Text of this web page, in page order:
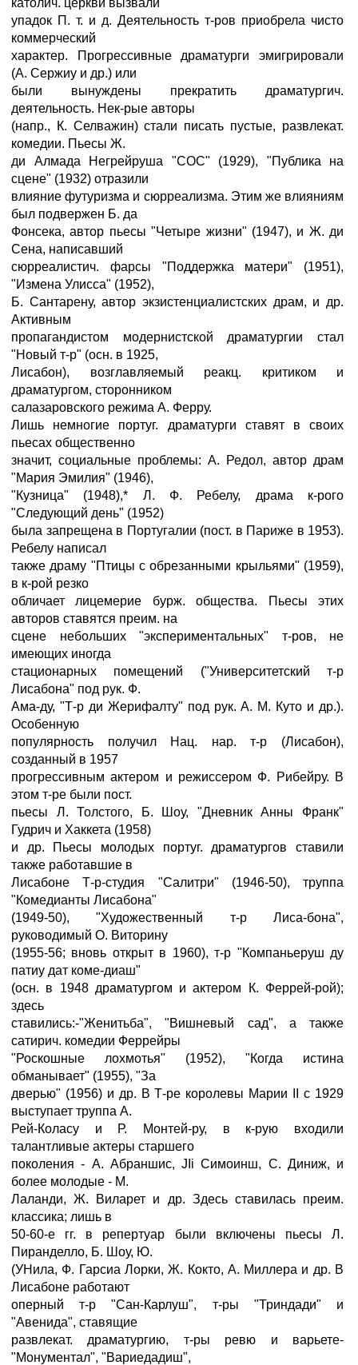
католич. церкви вызвали
упадок П. т. и д. Деятельность т-ров приобрела чисто
коммерческий
характер. Прогрессивные драматурги эмигрировали
(А. Сержиу и др.) или
были вынуждены прекратить драматургич.
деятельность. Нек-рые авторы
(напр., К. Селважин) стали писать пустые, развлекат.
комедии. Пьесы Ж.
ди Алмада Негрейруша "СОС" (1929), "Публика на
сцене" (1932) отразили
влияние футуризма и сюрреализма. Этим же влияниям
был подвержен Б. да
Фонсека, автор пьесы "Четыре жизни" (1947), и Ж. ди
Сена, написавший
сюрреалистич. фарсы "Поддержка матери" (1951),
"Измена Улисса" (1952),
Б. Сантарену, автор экзистенциалистских драм, и др.
Активным
пропагандистом модернистской драматургии стал
"Новый т-р" (осн. в 1925,
Лисабон), возглавляемый реакц. критиком и
драматургом, сторонником
салазаровского режима А. Ферру.
Лишь немногие португ. драматурги ставят в своих
пьесах общественно
значит, социальные проблемы: А. Редол, автор драм
"Мария Эмилия" (1946),
"Кузница" (1948),* Л. Ф. Ребелу, драма к-рого
"Следующий день" (1952)
была запрещена в Португалии (пост. в Париже в 1953).
Ребелу написал
также драму "Птицы с обрезанными крыльями" (1959),
в к-рой резко
обличает лицемерие бурж. общества. Пьесы этих
авторов ставятся преим. на
сцене небольших "экспериментальных" т-ров, не
имеющих иногда
стационарных помещений ("Университетский т-р
Лисабона" под рук. Ф.
Ама-ду, "Т-р ди Жерифалту" под рук. А. М. Куто и др.).
Особенную
популярность получил Нац. нар. т-р (Лисабон),
созданный в 1957
прогрессивным актером и режиссером Ф. Рибейру. В
этом т-ре были пост.
пьесы Л. Толстого, Б. Шоу, "Дневник Анны Франк"
Гудрич и Хаккета (1958)
и др. Пьесы молодых португ. драматургов ставили
также работавшие в
Лисабоне Т-р-студия "Салитри" (1946-50), труппа
"Комедианты Лисабона"
(1949-50), "Художественный т-р Лиса-бона",
руководимый О. Виторину
(1955-56; вновь открыт в 1960), т-р "Компаньеруш ду
патиу дат коме-диаш"
(осн. в 1948 драматургом и актером К. Феррей-рой);
здесь
ставились:-"Женитьба", "Вишневый сад", а также
сатирич. комедии Феррейры
"Роскошные лохмотья" (1952), "Когда истина
обманывает" (1955), "За
дверью" (1956) и др. В Т-ре королевы Марии II с 1929
выступает труппа А.
Рей-Коласу и Р. Монтей-ру, в к-рую входили
талантливые актеры старшего
поколения - А. Абраншис, JIi Симоинш, С. Диниж, и
более молодые - М.
Лаланди, Ж. Виларет и др. Здесь ставилась преим.
классика; лишь в
50-60-е гг. в репертуар были включены пьесы Л.
Пиранделло, Б. Шоу, Ю.
(УНила, Ф. Гарсиа Лорки, Ж. Кокто, А. Миллера и др. В
Лисабоне работают
оперный т-р "Сан-Карлуш", т-ры "Триндади" и
"Авенида", ставящие
развлекат. драматургию, т-ры ревю и варьете-
"Монументал", "Вариедадиш",